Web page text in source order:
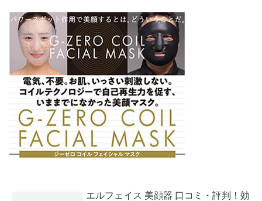
エルフェイス 美顔器 口コミ・評判！効